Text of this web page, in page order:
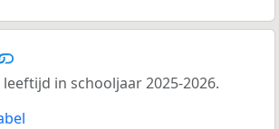
in schooljaar 2025-2026.